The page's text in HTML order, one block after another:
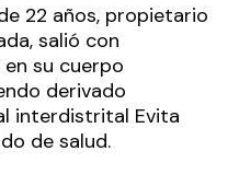
22 años, propietario
salió con
su cuerpo
derivado
interdistrital Evita
de salud.